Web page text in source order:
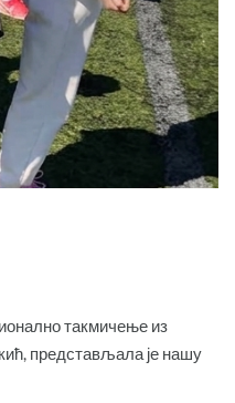
такмичење из
представљала је нашу